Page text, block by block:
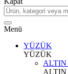
Menü
YÜZÜK
YÜZÜK
ALTIN
ALTIN